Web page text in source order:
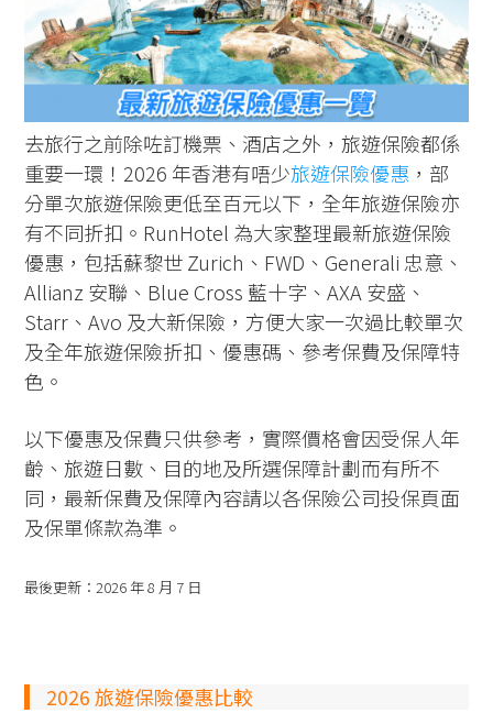
去旅行之前除咗訂機票、酒店之外，旅遊保險都係
重要一環！2026 年香港有唔少旅遊保險優惠 ，部
分單次旅遊保險更低至百元以下，全年旅遊保險亦
有不同折扣。RunHotel 為大家整理最新旅遊保險
優惠，包括蘇黎世 Zurich、FWD、Generali 忠意、
Allianz 安聯、Blue Cross 藍十字、AXA 安盛、
Starr、Avo 及大新保險，方便大家一次過比較單次
及全年旅遊保險折扣、優惠碼、參考保費及保障特
色。
以下優惠及保費只供參考，實際價格會因受保人年
齡、旅遊日數、目的地及所選保障計劃而有所不
同，最新保費及保障內容請以各保險公司投保頁面
及保單條款為準。
最後更新：2026 年 8 月 7 日
2026 旅遊保險優惠比較